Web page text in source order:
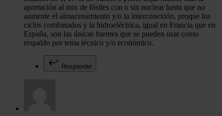
aportación al mix de fósiles con o sin nuclear hasta que no
aumente el almacenamiento y/o la interconexión, proque los
ciclos combinados y la hidroeléctrica, igual en Francia que en
España, son las únicas fuentes que se pueden usar como
respaldo por tema técnico y/o económico.
Responder